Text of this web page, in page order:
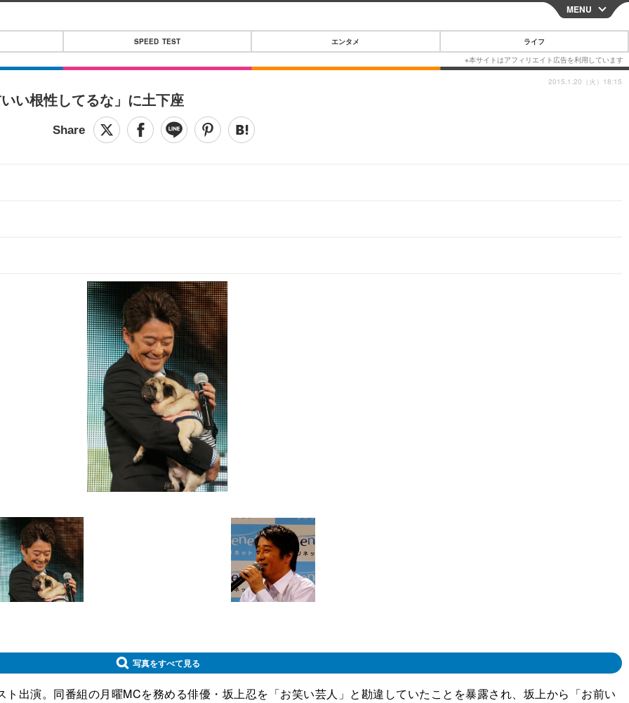
CLOSE
MENU
SPEED TEST エンタメ ライフ
い根性してるな」に土下座
2015.1.20（火）18:15
写真をすべて見る
出演。同番組の月曜MCを務める俳優・坂上忍を「お笑い芸人」と勘違していたことを暴露され、坂上から「お前い